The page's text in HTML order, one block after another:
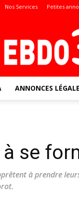
Nos Services Petites
ANNONCES
se
à prendre